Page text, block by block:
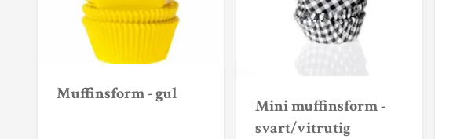
Muffinsform - gul
Mini muffinsform -
svart/vitrutig